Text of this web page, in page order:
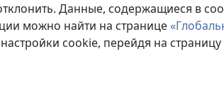
Данные, содержащиеся в
можно найти на странице
cookie, перейдя на страницу
в
рода
Луки 1:2